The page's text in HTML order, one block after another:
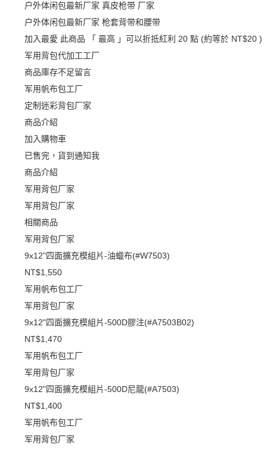
户外体闲包最新厂家 真皮枪带 厂家
户外体闲包最新厂家 枪套背带和腰带
加入最愛 此商品 「 最高 」可以折抵紅利 20 點 (約等於 NT$20 )
军用背包代加工工厂
商品庫存不足留言
军用帆布包工厂
定制迷彩背包厂家
商品介紹
加入購物車
已售完，貨到通知我
商品介紹
军用背包厂家
军用背包厂家
相關商品
军用背包厂家
9x12"四面擴充模組片-油蠟布(#W7503)
NT$1,550
军用帆布包工厂
军用背包厂家
9x12"四面擴充模組片-500D膠注(#A7503B02)
NT$1,470
军用帆布包工厂
军用背包厂家
9x12"四面擴充模組片-500D尼龍(#A7503)
NT$1,400
军用帆布包工厂
军用背包厂家